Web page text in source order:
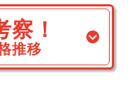
！
推移